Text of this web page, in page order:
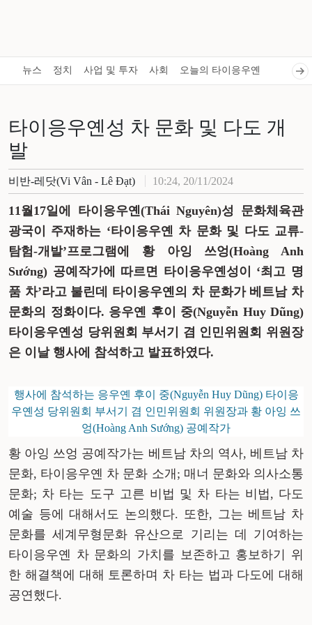
뉴스 정치 사업 및 투자 사회 오늘의 타이응우옌
타이응우옌성 차 문화 및 다도 개
발
비반-레닷(Vi Vân - Lê Đạt) 10:24, 20/11/2024
11월17일에 타이응우옌(Thái Nguyên)성 문화체육관
광국이 주재하는 ‘타이응우옌 차 문화 및 다도 교류-
탐험-개발’프로그램에 황 아잉 쓰엉(Hoàng Anh
Sướng) 공예작가에 따르면 타이응우옌성이 ‘최고 명
품 차’라고 불린데 타이응우옌의 차 문화가 베트남 차
문화의 정화이다. 응우옌 후이 중(Nguyễn Huy Dũng)
타이응우옌성 당위원회 부서기 겸 인민위원회 위원장
은 이날 행사에 참석하고 발표하였다.
행사에 참석하는 응우옌 후이 중(Nguyễn Huy Dũng) 타이응
우옌성 당위원회 부서기 겸 인민위원회 위원장과 황 아잉 쓰
엉(Hoàng Anh Sướng) 공예작가
황 아잉 쓰엉 공예작가는 베트남 차의 역사, 베트남 차
문화, 타이응우옌 차 문화 소개; 매너 문화와 의사소통
문화; 차 타는 도구 고른 비법 및 차 타는 비법, 다도
예술 등에 대해서도 논의했다. 또한, 그는 베트남 차
문화를 세계무형문화 유산으로 기리는 데 기여하는
타이응우옌 차 문화의 가치를 보존하고 홍보하기 위
한 해결책에 대해 토론하며 차 타는 법과 다도에 대해
공연했다.